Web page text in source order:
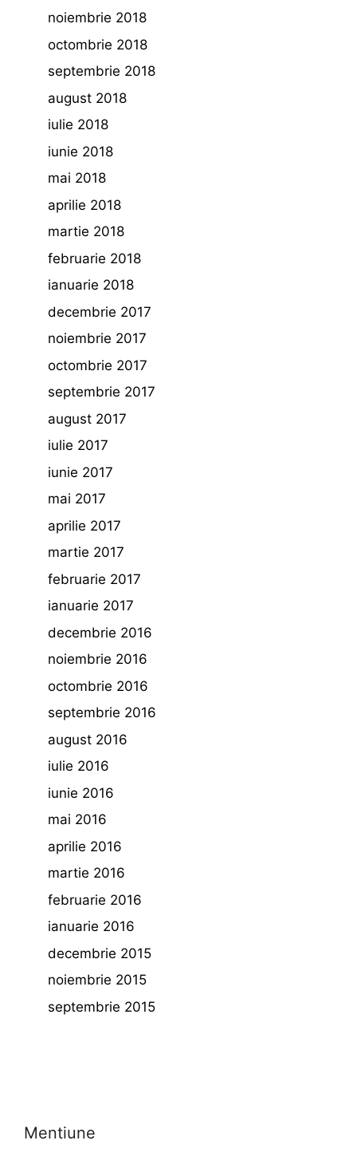
noiembrie 2018
octombrie 2018
septembrie 2018
august 2018
iulie 2018
iunie 2018
mai 2018
aprilie 2018
martie 2018
februarie 2018
ianuarie 2018
decembrie 2017
noiembrie 2017
octombrie 2017
septembrie 2017
august 2017
iulie 2017
iunie 2017
mai 2017
aprilie 2017
martie 2017
februarie 2017
ianuarie 2017
decembrie 2016
noiembrie 2016
octombrie 2016
septembrie 2016
august 2016
iulie 2016
iunie 2016
mai 2016
aprilie 2016
martie 2016
februarie 2016
ianuarie 2016
decembrie 2015
noiembrie 2015
septembrie 2015
Mentiune